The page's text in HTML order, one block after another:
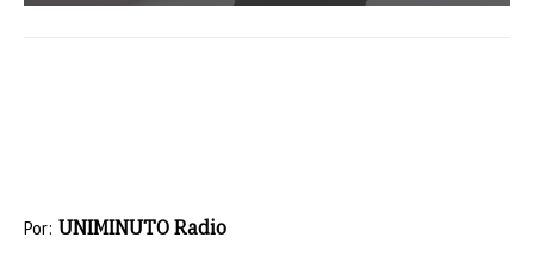
Por: UNIMINUTO Radio